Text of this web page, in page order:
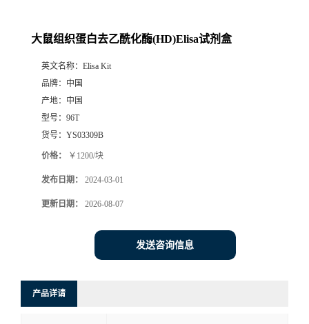
大鼠组织蛋白去乙酰化酶(HD)Elisa试剂盒
英文名称： Elisa Kit
品牌： 中国
产地： 中国
型号： 96T
货号： YS03309B
价格： ￥1200/块
发布日期： 2024-03-01
更新日期： 2026-08-07
发送咨询信息
产品详请